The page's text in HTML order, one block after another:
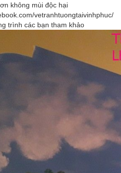
không mùi độc hại
vetranhtuongtaivinhphuc/
trình các bạn tham khảo